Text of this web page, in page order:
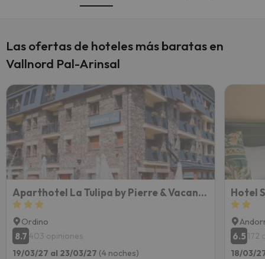
Las ofertas de hoteles más baratas en
Vallnord Pal-Arinsal
Aparthotel La Tulipa by Pierre & Vacances
Ordino
8.7 403 opiniones
19/03/27 al 23/03/27 (4 noches)
Hotel
6.5 172
18/03/